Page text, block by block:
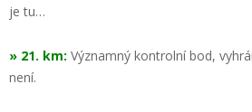
je tu…
» 21. km: Významný kontrolní bod,
není.